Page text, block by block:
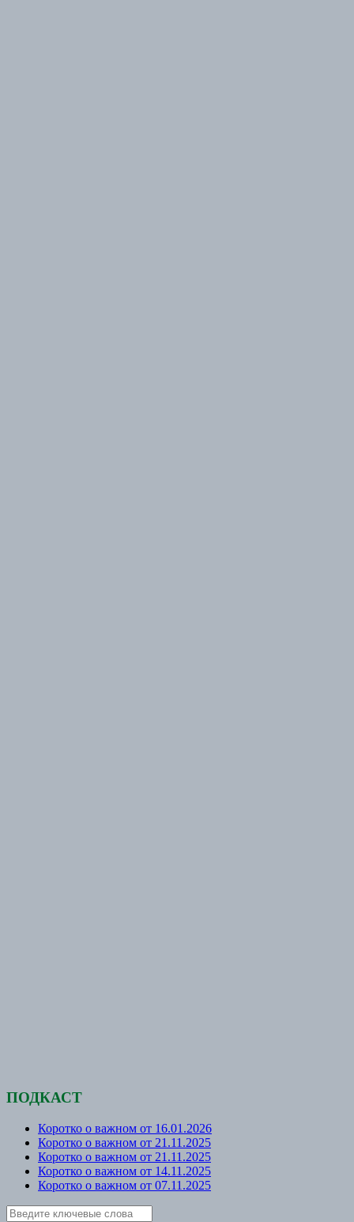
ПОДКАСТ
Коротко о важном от 16.01.2026
Коротко о важном от 21.11.2025
Коротко о важном от 21.11.2025
Коротко о важном от 14.11.2025
Коротко о важном от 07.11.2025